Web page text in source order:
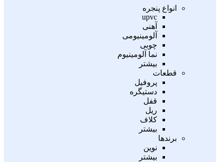
انواع پنجره
upvc
آهنی
آلومینیومی
چوبی
نما آلومینیوم
بیشتر
قطعات
پروفیل
دستیگره
قفل
ریل
کلاف
بیشتر
برندها
نوین
بیشتر